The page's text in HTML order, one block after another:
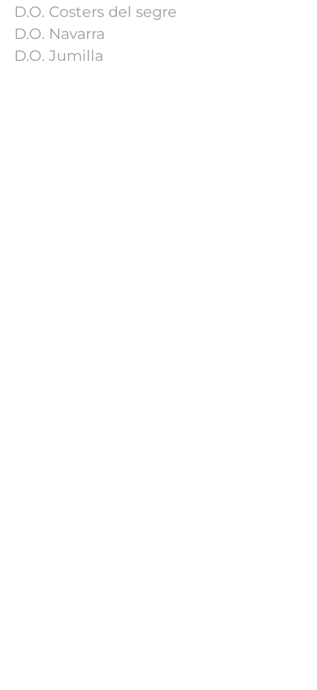
D.O. Costers del segre
D.O. Navarra
D.O. Jumilla